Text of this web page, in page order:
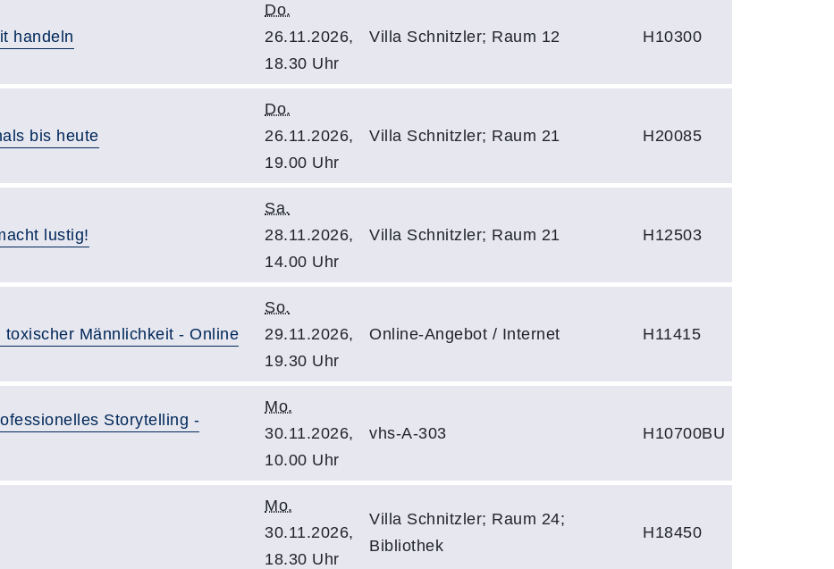
handeln
Do.
26.11.2026,
18.30 Uhr
Villa Schnitzler; Raum 12 H10300
bis heute
Do.
26.11.2026,
19.00 Uhr
Villa Schnitzler; Raum 21 H20085
lustig!
Sa.
28.11.2026,
14.00 Uhr
Villa Schnitzler; Raum 21 H12503
Männlichkeit - Online
So.
29.11.2026,
19.30 Uhr
Online-Angebot / Internet H11415
Storytelling -
Mo.
30.11.2026,
10.00 Uhr
vhs-A-303 H10700BU
Mo.
30.11.2026,
18.30 Uhr
Villa Schnitzler; Raum 24;
Bibliothek
H18450